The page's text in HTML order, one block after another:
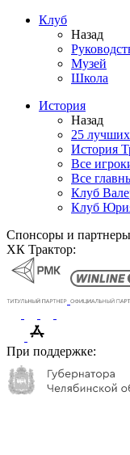
Клуб
Назад
Музей
Школа
История
Назад
25
История
Все
Все
Клуб
Клуб
Спонсоры и партнеры
ХК Трактор:
При поддержке: